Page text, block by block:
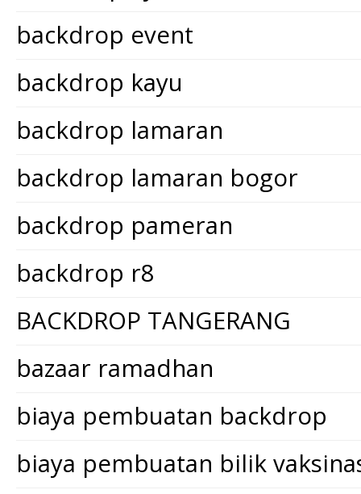
backdrop event
backdrop kayu
backdrop lamaran
backdrop lamaran bogor
backdrop pameran
backdrop r8
BACKDROP TANGERANG
bazaar ramadhan
biaya pembuatan backdrop
biaya pembuatan bilik